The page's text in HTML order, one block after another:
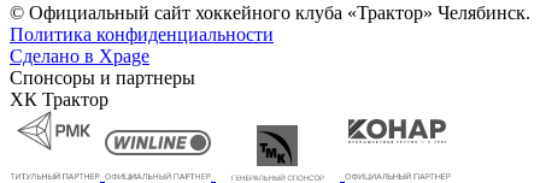
© Официальный сайт хоккейного клуба «Трактор» Челябинск.
Политика конфиденциальности
Сделано в Xpage
Спонсоры и партнеры
ХК Трактор